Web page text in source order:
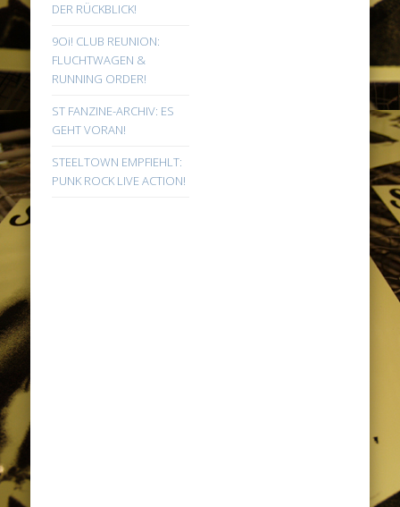
DER RÜCKBLICK!
9Oi! CLUB REUNION:
FLUCHTWAGEN &
RUNNING ORDER!
ST FANZINE-ARCHIV: ES
GEHT VORAN!
STEELTOWN EMPFIEHLT:
PUNK ROCK LIVE ACTION!